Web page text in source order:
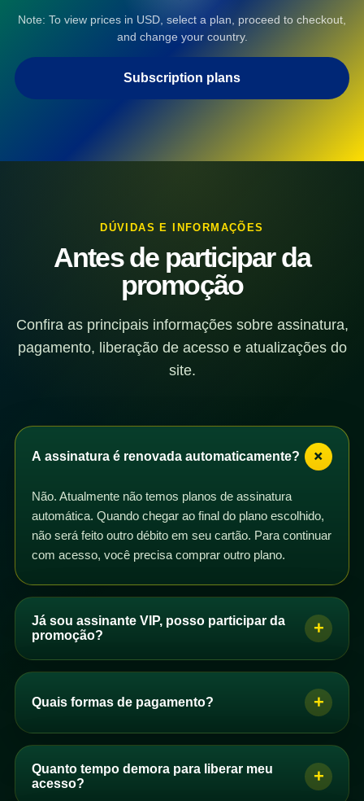
Note: To view prices in USD, select a plan, proceed to checkout,
and change your country.
Subscription plans
DÚVIDAS E INFORMAÇÕES
Antes de participar da
promoção
Confira as principais informações sobre assinatura,
pagamento, liberação de acesso e atualizações do
site.
A assinatura é renovada automaticamente? +
Não. Atualmente não temos planos de assinatura
automática. Quando chegar ao final do plano escolhido,
não será feito outro débito em seu cartão. Para continuar
com acesso, você precisa comprar outro plano.
Já sou assinante VIP, posso participar da
promoção?
+
Sim. Se você é assinante VIP com plano mensal,
promoção. Basta comprar um dos planos de acesso e
plano após a confirmação do pagamento.
Você pode comprar quantos planos quiser. Se perceber
Quais formas de pagamento? +
Se você é brasileiro, pode pagar por PIX, boleto ou
cartão de crédito. Se você não é brasileiro, pode
comprar com cartão de crédito.
Quanto tempo demora para liberar meu
acesso?
+